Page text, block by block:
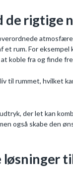
de rigtige
rum. For
koble fra og finde
til rummet, hvilket
der let kan
også skabe den